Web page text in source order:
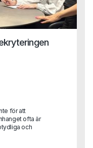
för att
ofta är
och
branding,